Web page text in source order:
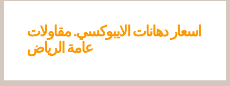
اسعار دهانات الايبوكسي. مقاولات
عامة الرياض